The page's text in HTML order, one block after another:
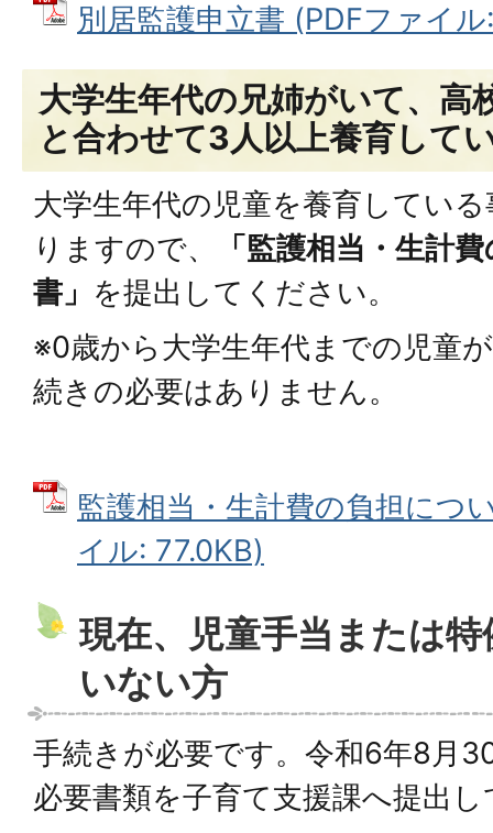
別居監護申立書 (PDFファイ
大学生年代の兄姉がいて、高
と合わせて3人以上養育して
大学生年代の児童を養育してい
りますので、
「監護相当・生計
書」 を提出してください。
※0歳から大学生年代までの児童
続きの必要はありません。
監護相当・生計費の負担につ
イル: 77.0KB)
現在、児童手当または
いない方
手続きが必要です。令和6年8月
必要書類を子育て支援課へ提出